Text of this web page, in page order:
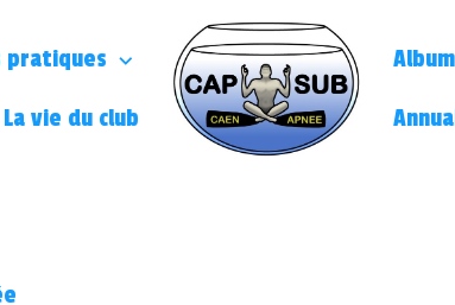
pratiques
La vie du club